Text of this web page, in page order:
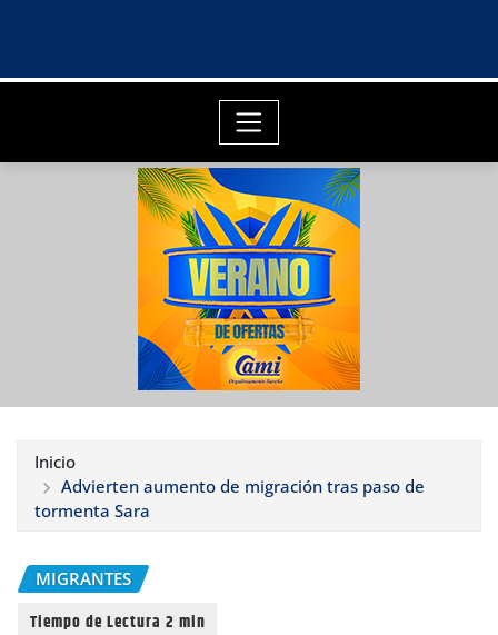
Inicio
Advierten aumento de migración tras paso de
tormenta Sara
MIGRANTES